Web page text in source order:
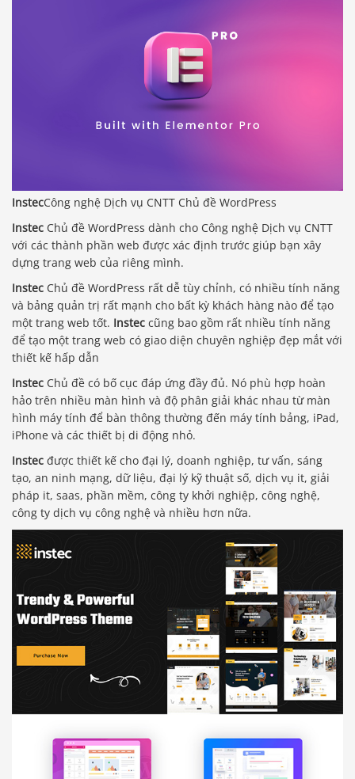
InstecCông nghệ Dịch vụ CNTT Chủ đề WordPress
Instec Chủ đề WordPress dành cho Công nghệ Dịch vụ CNTT
với các thành phần web được xác định trước giúp bạn xây
dựng trang web của riêng mình.
Instec Chủ đề WordPress rất dễ tùy chỉnh, có nhiều tính năng
và bảng quản trị rất mạnh cho bất kỳ khách hàng nào để tạo
một trang web tốt. Instec cũng bao gồm rất nhiều tính năng
để tạo một trang web có giao diện chuyên nghiệp đẹp mắt với
thiết kế hấp dẫn
Instec Chủ đề có bố cục đáp ứng đầy đủ. Nó phù hợp hoàn
hảo trên nhiều màn hình và độ phân giải khác nhau từ màn
hình máy tính để bàn thông thường đến máy tính bảng, iPad,
iPhone và các thiết bị di động nhỏ.
Instec được thiết kế cho đại lý, doanh nghiệp, tư vấn, sáng
tạo, an ninh mạng, dữ liệu, đại lý kỹ thuật số, dịch vụ it, giải
pháp it, saas, phần mềm, công ty khởi nghiệp, công nghệ,
công ty dịch vụ công nghệ và nhiều hơn nữa.